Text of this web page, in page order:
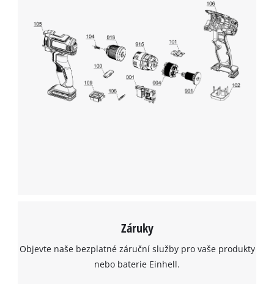
Záruky
Objevte naše bezplatné záruční služby pro vaše produkty
nebo baterie Einhell.